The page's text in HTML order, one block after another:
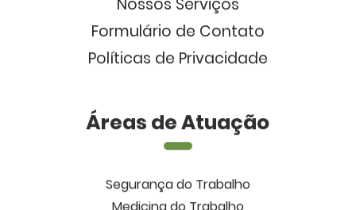
Formulário de Contato
Políticas de Privacidade
Áreas de Atuação
Segurança do Trabalho
Medicina do Trabalho